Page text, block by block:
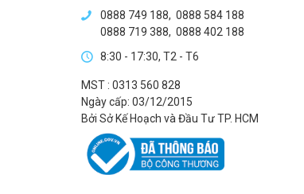
0888 749 188, 0888 584 188
0888 719 388, 0888 402 188
8:30 - 17:30, T2 - T6
MST : 0313 560 828
Ngày cấp: 03/12/2015
Bởi Sở Kế Hoạch và Đầu Tư TP. HCM